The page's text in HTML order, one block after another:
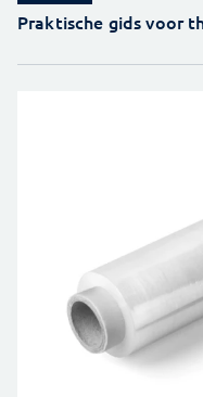
Praktische gids voor